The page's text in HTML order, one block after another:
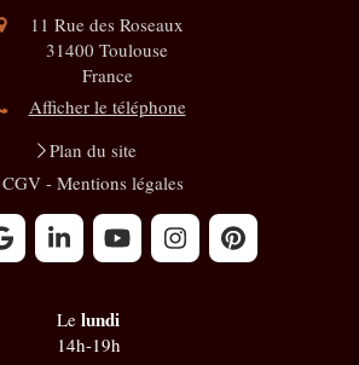
11 Rue des Roseaux
31400 Toulouse
France
Afficher le téléphone
Plan du site
CGV - Mentions légales
Le lundi
14h-19h